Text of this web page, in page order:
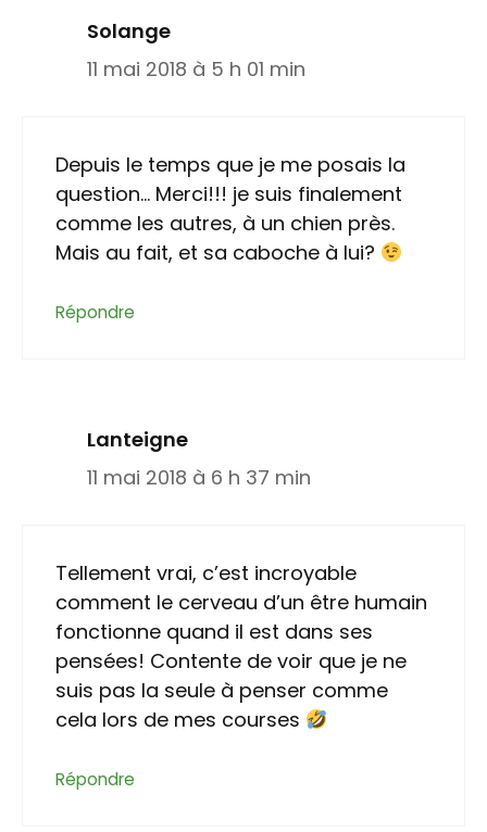
Solange
11 mai 2018 à 5 h 01 min
Depuis le temps que je me posais la
question… Merci!!! je suis finalement
comme les autres, à un chien près.
Mais au fait, et sa caboche à lui?
Répondre
Lanteigne
11 mai 2018 à 6 h 37 min
Tellement vrai, c’est incroyable
comment le cerveau d’un être humain
fonctionne quand il est dans ses
pensées! Contente de voir que je ne
suis pas la seule à penser comme
cela lors de mes courses
Répondre